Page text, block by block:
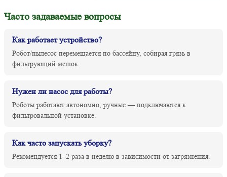
Часто задаваемые вопросы
Как работает устройство?
Робот/пылесос перемещается по бассейну, собирая грязь в
фильтрующий мешок.
Нужен ли насос для работы?
Роботы работают автономно, ручные — подключаются к
фильтровальной установке.
Как часто запускать уборку?
Рекомендуется 1–2 раза в неделю в зависимости от загрязнения.